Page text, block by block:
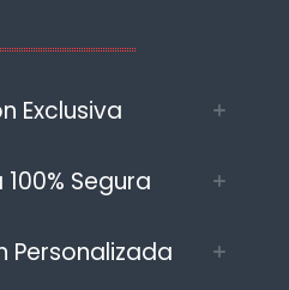
Exclusiva
Segura
Personalizada